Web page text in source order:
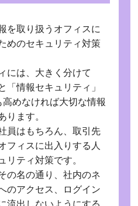
を取り扱うオフィスに
めのセキュリティ対策
には、大きく分けて
「情報セキュリティ」
めなければ大切な情報
ます。
員はもちろん、取引先
フィスに出入りする人
ティ対策です。
の名の通り、社内のネ
のアクセス、ログイン
流出しないようにする